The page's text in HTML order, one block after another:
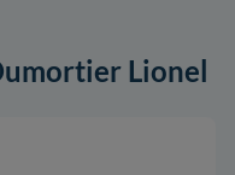
Lionel